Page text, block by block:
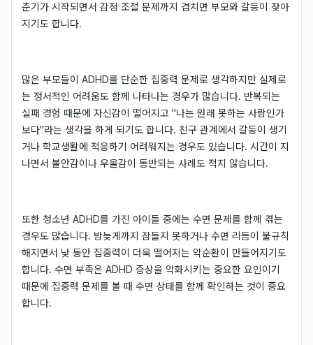
춘기가 시작되면서 감정 조절 문제까지 겹치면 부모와 갈등이 잦아
지기도 합니다.
많은 부모들이 ADHD를 단순한 집중력 문제로 생각하지만 실제로
는 정서적인 어려움도 함께 나타나는 경우가 많습니다. 반복되는
실패 경험 때문에 자신감이 떨어지고 "나는 원래 못하는 사람인가
보다"라는 생각을 하게 되기도 합니다. 친구 관계에서 갈등이 생기
거나 학교생활에 적응하기 어려워지는 경우도 있습니다. 시간이 지
나면서 불안감이나 우울감이 동반되는 사례도 적지 않습니다.
또한 청소년 ADHD를 가진 아이들 중에는 수면 문제를 함께 겪는
경우도 많습니다. 밤늦게까지 잠들지 못하거나 수면 리듬이 불규칙
해지면서 낮 동안 집중력이 더욱 떨어지는 악순환이 만들어지기도
합니다. 수면 부족은 ADHD 증상을 악화시키는 중요한 요인이기
때문에 집중력 문제를 볼 때 수면 상태를 함께 확인하는 것이 중요
합니다.